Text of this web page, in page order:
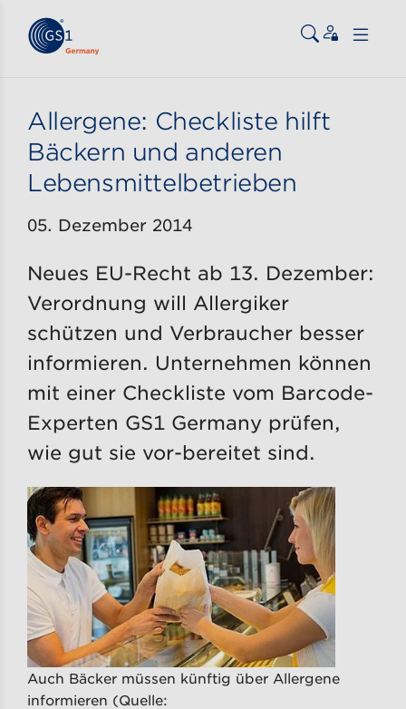
Zum Inhalt gehen
Allergene: Checkliste hilft
Bäckern und anderen
Lebensmittelbetrieben
05. Dezember 2014
Neues EU-Recht ab 13. Dezember:
Verordnung will Allergiker
schützen und Verbraucher besser
informieren. Unternehmen können
mit einer Checkliste vom Barcode-
Experten GS1 Germany prüfen,
wie gut sie vor-bereitet sind.
Auch Bäcker müssen künftig über Allergene
informieren (Quelle: